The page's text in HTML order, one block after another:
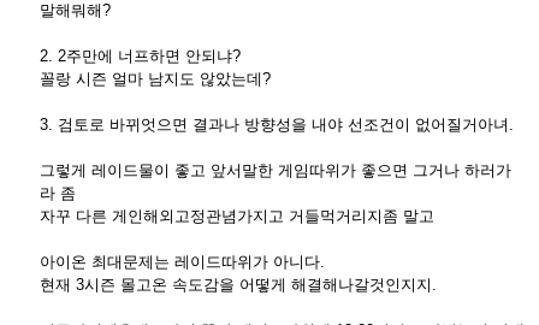
말해뭐해?
2. 2주만에 너프하면 안되냐?
꼴랑 시즌 얼마 남지도 않았는데?
3. 검토로 바뀌엇으면 결과나 방향성을 내야 선조건이 없어질거아녀.
그렇게 레이드물이 좋고 앞서말한 게임따위가 좋으면 그거나 하러가
라 좀
자꾸 다른 게인해외고정관념가지고 거들먹거리지좀 말고
아이온 최대문제는 레이드따위가 아니다.
현재 3시즌 몰고온 속도감을 어떻게 해결해나갈것인지지.